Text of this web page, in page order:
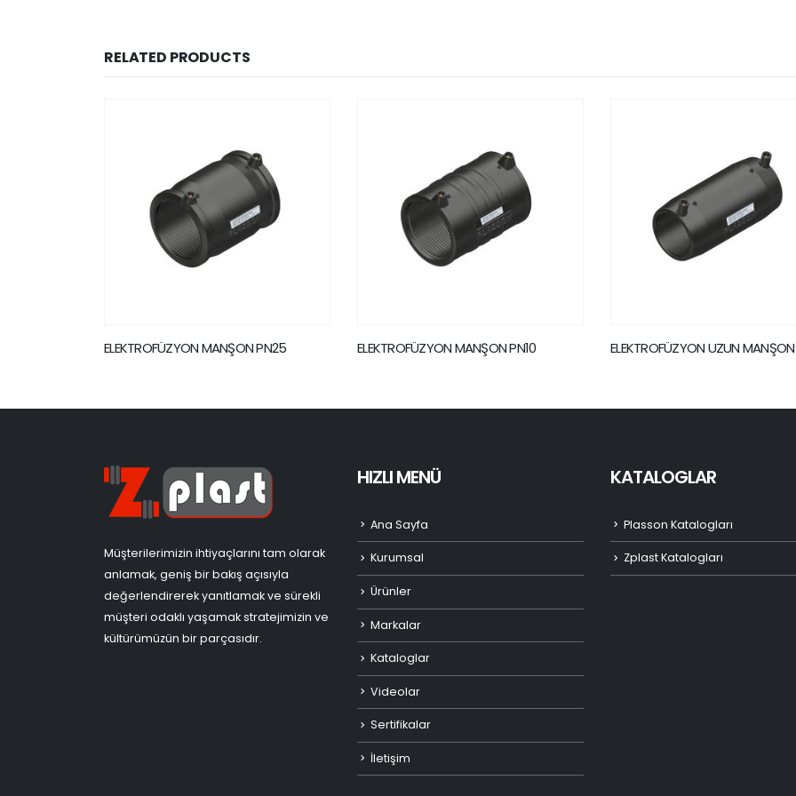
RELATED PRODUCTS
ELEKTROFÜZYON MANŞON PN10 ELEKTROFÜZYON UZUN MANŞON PN16
ELEKTROFÜZYON PASLANMAZ
Müşterilerimizin ihtiyaçlarını tam olarak
anlamak, geniş bir bakış açısıyla
değerlendirerek yanıtlamak ve sürekli
müşteri odaklı yaşamak stratejimizin ve
kültürümüzün bir parçasıdır.
HIZLI MENÜ
Ana Sayfa
Kurumsal
Ürünler
Markalar
Kataloglar
Videolar
Sertifikalar
İletişim
KATALOGLAR
Plasson Katalogları
Zplast Katalogları